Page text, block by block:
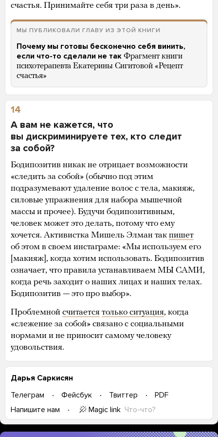
счастья. Принимайте себя три раза в день».
МЫ ПУБЛИКОВАЛИ ГЛАВУ ИЗ ЭТОЙ КНИГИ
Почему мы готовы бесконечно себя винить,
если что-то сделали не так Фрагмент книги
психотерапевта Екатерины Сигитовой «Рецепт
счастья»
14
А вам не кажется, что
вы дискриминируете тех, кто следит
за собой?
Бодипозитив никак не отрицает возможности
«следить за собой» (обычно под этим
подразумевают удаление волос с тела, макияж,
силовые упражнения для набора мышечной
массы и прочее). Будучи бодипозитивным,
человек может это делать, потому что ему
хочется. Активистка Мишель Элман так пишет
об этом в своем инстаграме: «Мы используем его
[макияж], когда хотим использовать. Бодипозитив
означает, что правила устанавливаем МЫ САМИ,
когда речь заходит о наших лицах и наших телах.
Бодипозитив — это про выбор».
Проблемной считается только ситуация, когда
«слежение за собой» связано с социальными
нормами и не приносит самому человеку
удовольствия.
Дарья Саркисян
Телеграм
Фейсбук Твиттер
PDF
Напишите нам
Magic link Что-что?